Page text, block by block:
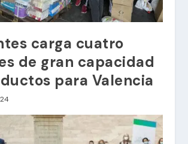
carga cuatro
de gran capacidad
para Valencia